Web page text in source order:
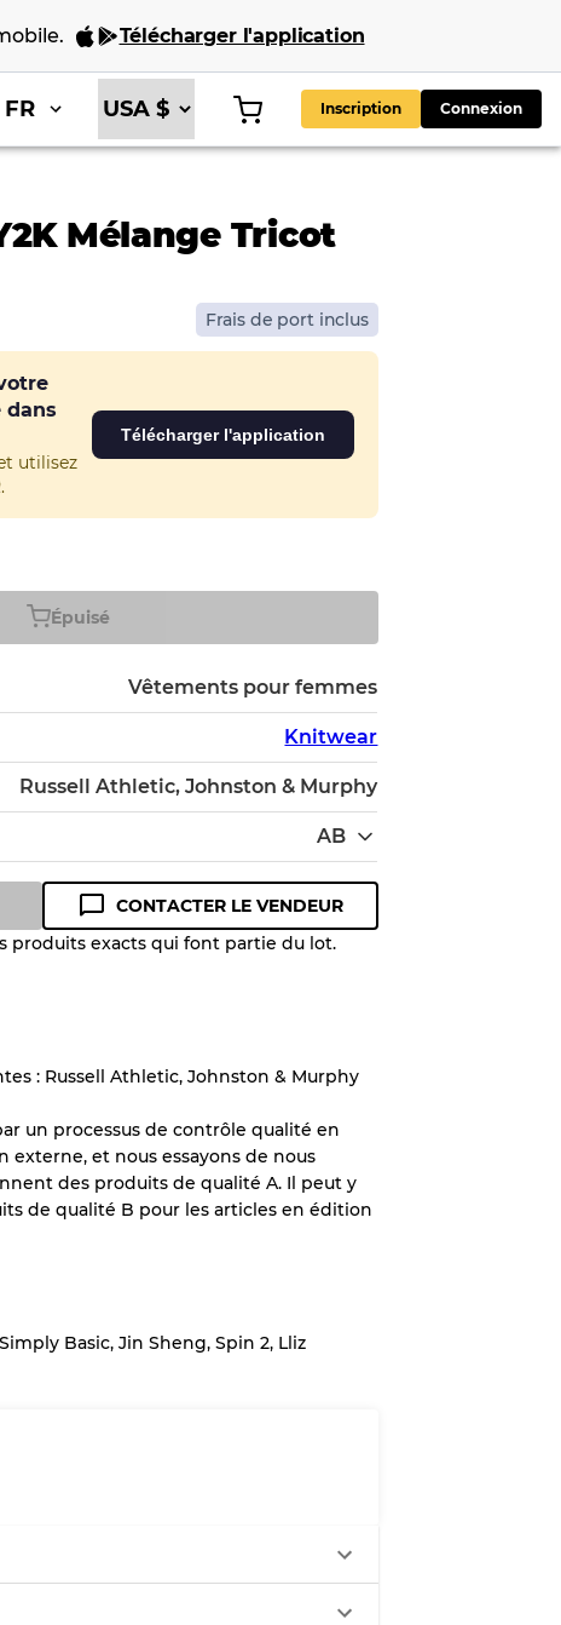
. Télécharger l'application
FR Inscription Connexion
Mélange Tricot
Frais de port inclus
dans
utilisez
Télécharger l'application
Épuisé
Vêtements pour femmes
Knitwear
Russell Athletic, Johnston & Murphy
AB
de qualité pour comprendre
article avant l'achat.
jusqu'à10%en raison de la
70% A, 30% B
CONTACTER LE VENDEUR
produits exacts qui font partie du lot.
: Russell Athletic, Johnston & Murphy
un processus de contrôle qualité en
et nous essayons de nous
des produits de qualité A. Il peut y
de qualité B pour les articles en édition
Basic, Jin Sheng, Spin 2, Lliz